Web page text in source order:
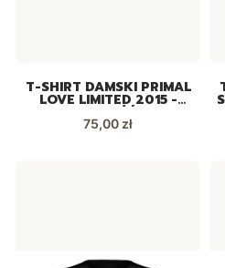
T-SHIRT DAMSKI PRIMAL
LOVE LIMITED 2015 -
NOWOŚĆ!
Cena
75,00 zł